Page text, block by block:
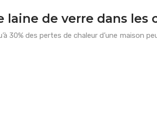
de verre dans les
30% des pertes de chaleur d’une maison